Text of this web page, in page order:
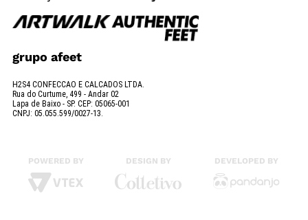
grupo afeet
H2S4 CONFECCAO E CALCADOS LTDA.
Rua do Curtume, 499 - Andar 02
Lapa de Baixo - SP. CEP: 05065-001
CNPJ: 05.055.599/0027-13.
POWERED BY DESIGN BY DEVELOPED BY